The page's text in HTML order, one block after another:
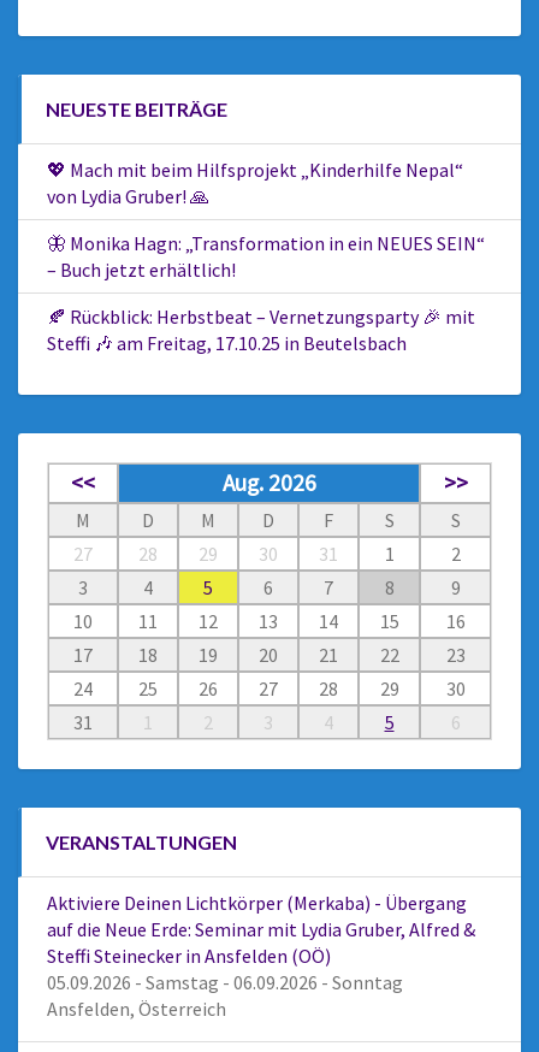
NEUESTE BEITRÄGE
💖 Mach mit beim Hilfsprojekt „Kinderhilfe Nepal“
von Lydia Gruber! 🙏
🦋 Monika Hagn: „Transformation in ein NEUES SEIN“
– Buch jetzt erhältlich!
🍂 Rückblick: Herbstbeat – Vernetzungsparty 🎉 mit
Steffi 🎶 am Freitag, 17.10.25 in Beutelsbach
<< Aug. 2026 >>
M D M D F S
S
27
28 29 30 31 1
2
3
4 5 6 7 8
9
10
11 12 13 14 15
16
17
18 19 20 21 22
23
24
25 26 27 28 29
30
31
1 2 3 4 5 6
VERANSTALTUNGEN
Aktiviere Deinen Lichtkörper (Merkaba) - Übergang
auf die Neue Erde: Seminar mit Lydia Gruber, Alfred &
Steffi Steinecker in Ansfelden (OÖ)
05.09.2026 - Samstag - 06.09.2026 - Sonntag
Ansfelden, Österreich